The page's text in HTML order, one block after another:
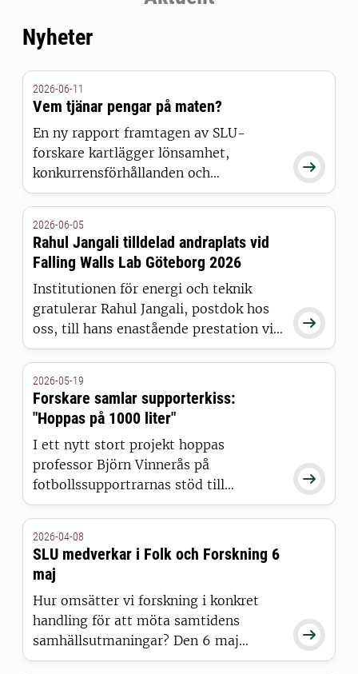
Nyheter

2026-06-11
Vem tjänar pengar på maten?
En ny rapport framtagen av SLU-
forskare kartlägger lönsamhet,
konkurrensförhållanden och
prisutveckling i hela den svenska

2026-06-05
Rahul Jangali tilldelad andraplats vid
Falling Walls Lab Göteborg 2026
Institutionen för energi och teknik
gratulerar Rahul Jangali, postdok hos
oss, till hans enastående prestation vid
2026 års Falling Walls Lab Göteborg,
presentation Breaking the Wall of
Invisible Crop Disease.

2026-05-19
Forskare samlar supporterkiss:
"Hoppas på 1000 liter"
I ett nytt stort projekt hoppas
professor Björn Vinnerås på
fotbollssupportrarnas stöd till
forskningen. Det handlar om speciella
Malmö FF:s hemmaarena där urin
samlas in för att bli gödsel.

2026-04-08
SLU medverkar i Folk och Forskning 6
maj
Hur omsätter vi forskning i konkret
handling för att möta samtidens
samhällsutmaningar? Den 6 maj
samlas forskare, civilsamhälle och